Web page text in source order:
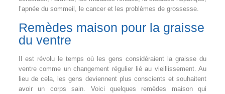
l’apnée du sommeil, le cancer et les problèmes de grossesse.
Remèdes maison pour la graisse
du ventre
Il est révolu le temps où les gens considéraient la graisse du
ventre comme un changement régulier lié au vieillissement. Au
lieu de cela, les gens deviennent plus conscients et souhaitent
avoir un corps sain. Voici quelques remèdes maison qui